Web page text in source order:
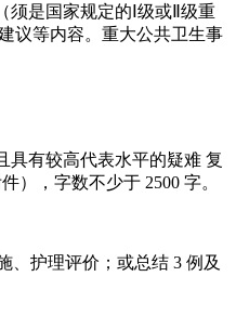
是国家规定的Ⅰ级或Ⅱ级重
议等内容。重大公共卫生事
具有较高代表水平的疑难 复
），字数不少于 2500 字。
、护理评价；或总结 3 例及